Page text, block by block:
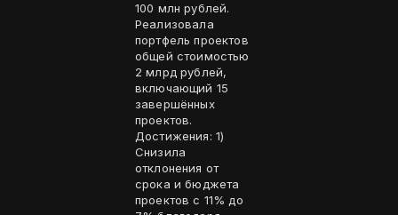
100 млн рублей.
Реализовала
портфель проектов
общей стоимостью
2 млрд рублей,
включающий 15
завершённых
проектов.
Достижения: 1)
Снизила
отклонения от
срока и бюджета
проектов с 11% до